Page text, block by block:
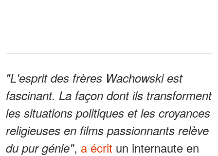
"L'esprit des frères Wachowski est
fascinant. La façon dont ils transforment
les situations politiques et les croyances
religieuses en films passionnants relève
du pur génie", a écrit un internaute en